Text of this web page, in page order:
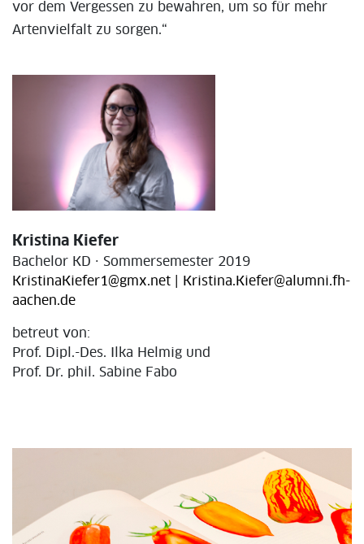
vor dem Vergessen zu bewahren, um so für mehr
Artenvielfalt zu sorgen.“
Kristina Kiefer
Bachelor KD · Sommersemester 2019
KristinaKiefer1@gmx.net | Kristina.Kiefer@alumni.fh-
aachen.de
betreut von:
Prof. Dipl.-Des. Ilka Helmig und
Prof. Dr. phil. Sabine Fabo